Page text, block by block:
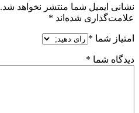
نشانی ایمیل شما منتشر نخواهد شد.
علامت‌گذاری شده‌اند *
امتیاز شما *
دیدگاه شما *